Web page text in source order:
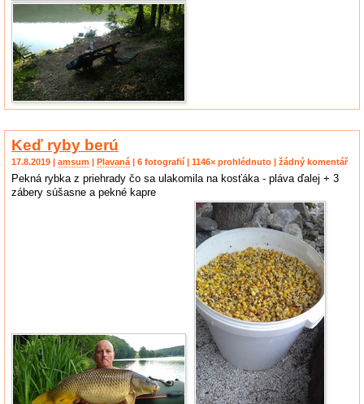
Keď ryby berú
17.8.2019 | amsum | Plavaná | 6 fotografií | 1146× prohlédnuto | žádný komentář
Pekná rybka z priehrady čo sa ulakomila na kosťáka - pláva ďalej + 3
zábery súšasne a pekné kapre